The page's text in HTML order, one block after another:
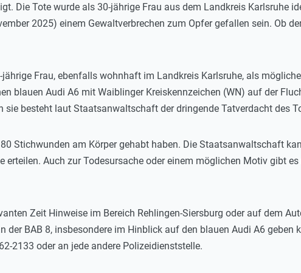
Die Tote wurde als 30-jährige Frau aus dem Landkreis Karlsruhe
2025) einem Gewaltverbrechen zum Opfer gefallen sein. Ob
Frau, ebenfalls wohnhaft im Landkreis Karlsruhe, als
blauen Audi A6 mit Waiblinger Kreiskennzeichen (WN) auf der
sie besteht laut Staatsanwaltschaft der dringende Tatverdacht des
Stichwunden am Körper gehabt haben. Die Staatsanwaltschaft
erteilen. Auch zur Todesursache oder einem möglichen Motiv gibt
Zeit Hinweise im Bereich Rehlingen-Siersburg oder auf dem
der BAB 8, insbesondere im Hinblick auf den blauen Audi A6 geben
2133 oder an jede andere Polizeidienststelle.